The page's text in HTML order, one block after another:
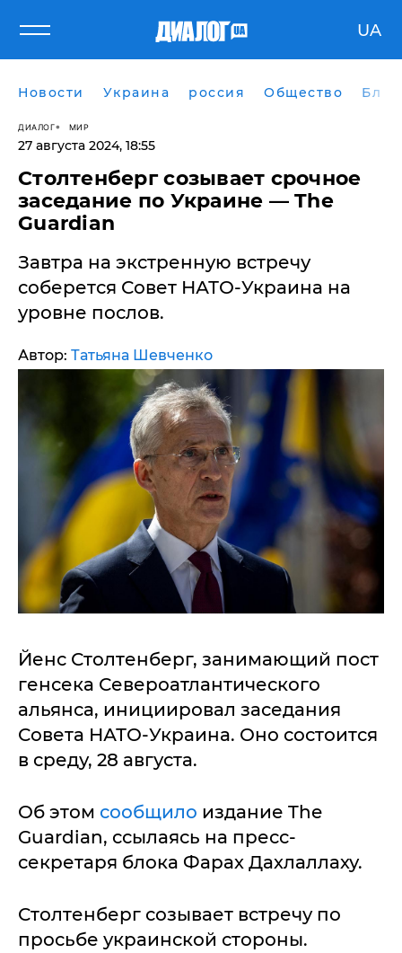
UA
Новости Украина россия Общество
ДИАЛОГ МИР
27 августа 2024, 18:55
Столтенберг созывает срочное
заседание по Украине — The
Guardian
Завтра на экстренную встречу
соберется Совет НАТО-Украина на
уровне послов.
Автор: Татьяна Шевченко
Йенс Столтенберг, занимающий пост
генсека Североатлантического
альянса, инициировал заседания
Совета НАТО-Украина. Оно состоится
в среду, 28 августа.
Об этом сообщило издание The
Guardian, ссылаясь на пресс-
секретаря блока Фарах Дахлаллаху.
Столтенберг созывает встречу по
просьбе украинской стороны.